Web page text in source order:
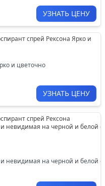
УЗНАТЬ ЦЕНУ
спрей Рексона Ярко и
и цветочно
УЗНАТЬ ЦЕНУ
спрей Рексона
невидимая на черной и белой
невидимая на черной и белой